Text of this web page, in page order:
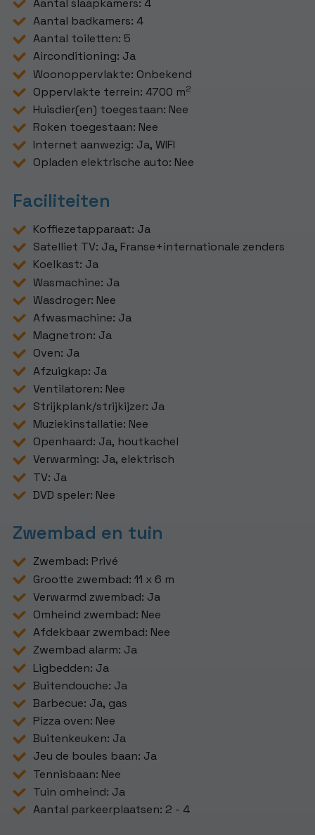
Aantal slaapkamers: 4
Aantal badkamers: 4
Aantal toiletten: 5
Airconditioning: Ja
Woonoppervlakte: Onbekend
Oppervlakte terrein: 4700 m2
Huisdier(en) toegestaan: Nee
Roken toegestaan: Nee
Internet aanwezig: Ja, WIFI
Opladen elektrische auto: Nee
Faciliteiten
Koffiezetapparaat: Ja
Satelliet TV: Ja, Franse+internationale zenders
Koelkast: Ja
Wasmachine: Ja
Wasdroger: Nee
Afwasmachine: Ja
Magnetron: Ja
Oven: Ja
Afzuigkap: Ja
Ventilatoren: Nee
Strijkplank/strijkijzer: Ja
Muziekinstallatie: Nee
Openhaard: Ja, houtkachel
Verwarming: Ja, elektrisch
TV: Ja
DVD speler: Nee
Zwembad en tuin
Zwembad: Privé
Grootte zwembad: 11 x 6 m
Verwarmd zwembad: Ja
Omheind zwembad: Nee
Afdekbaar zwembad: Nee
Zwembad alarm: Ja
Ligbedden: Ja
Buitendouche: Ja
Barbecue: Ja, gas
Pizza oven: Nee
Buitenkeuken: Ja
Jeu de boules baan: Ja
Tennisbaan: Nee
Tuin omheind: Ja
Aantal parkeerplaatsen: 2 - 4